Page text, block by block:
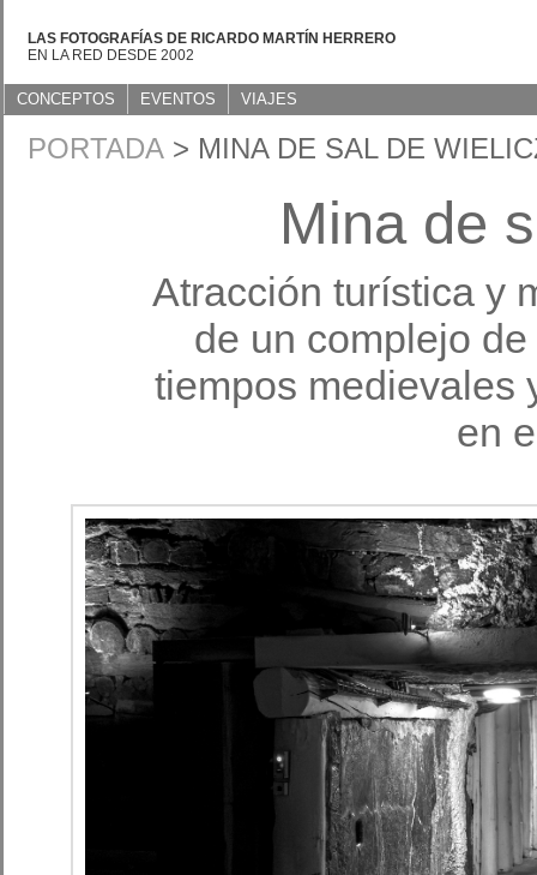
LAS FOTOGRAFÍAS DE RICARDO MARTÍN HERRERO
EN LA RED DESDE 2002
CONCEPTOS EVENTOS VIAJES
PORTADA > MINA DE SAL DE
Mina de
Atracción turística y
de un complejo
tiempos medievales
en